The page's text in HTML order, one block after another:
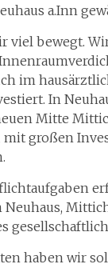
a.Inn
viel bewegt.
im
In
Mitte
mit großen
haben wir